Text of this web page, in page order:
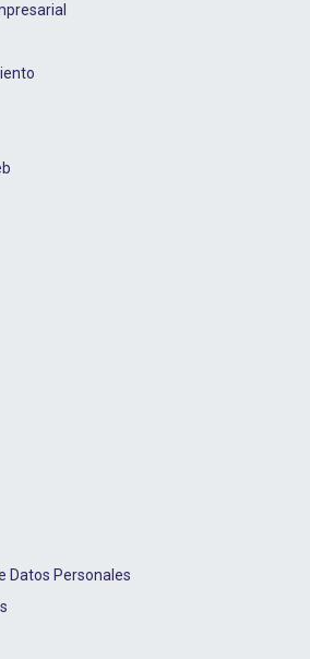
Datos Personales